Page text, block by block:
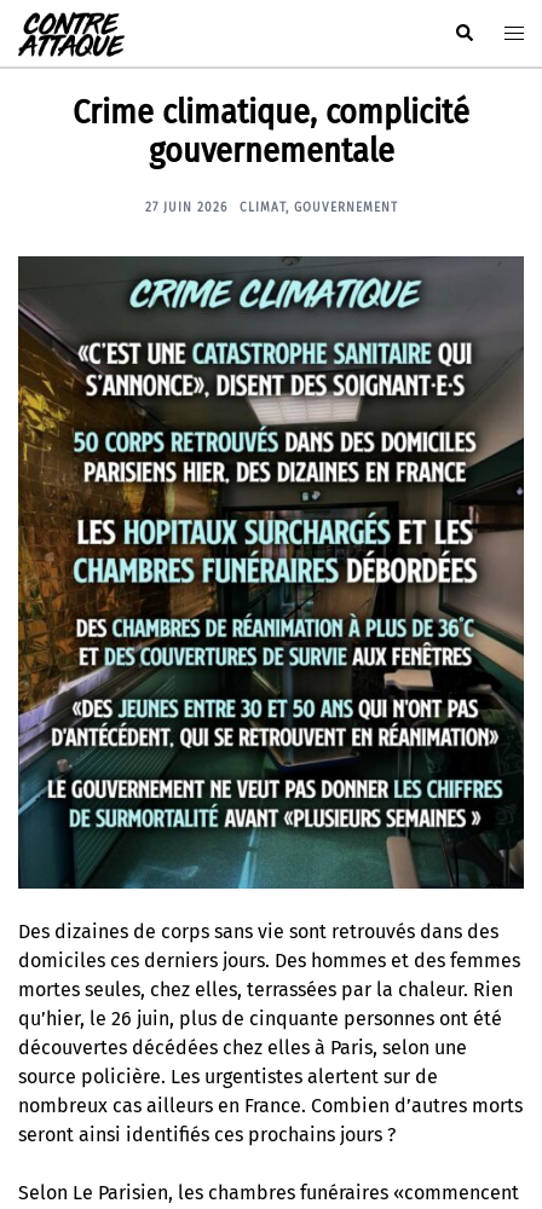
Aller
au
contenu
Rechercher
Crime climatique, complicité
gouvernementale
27 JUIN 2026 CLIMAT, GOUVERNEMENT
Des dizaines de corps sans vie sont retrouvés dans des
domiciles ces derniers jours. Des hommes et des femmes
mortes seules, chez elles, terrassées par la chaleur. Rien
qu’hier, le 26 juin, plus de cinquante personnes ont été
découvertes décédées chez elles à Paris, selon une
source policière. Les urgentistes alertent sur de
nombreux cas ailleurs en France. Combien d’autres morts
seront ainsi identifiés ces prochains jours ?
Selon Le Parisien, les chambres funéraires «commencent